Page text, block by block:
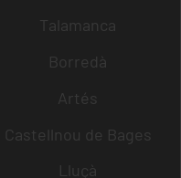
Talamanca
Borredà
Artés
Castellnou de Bages
Lluçà